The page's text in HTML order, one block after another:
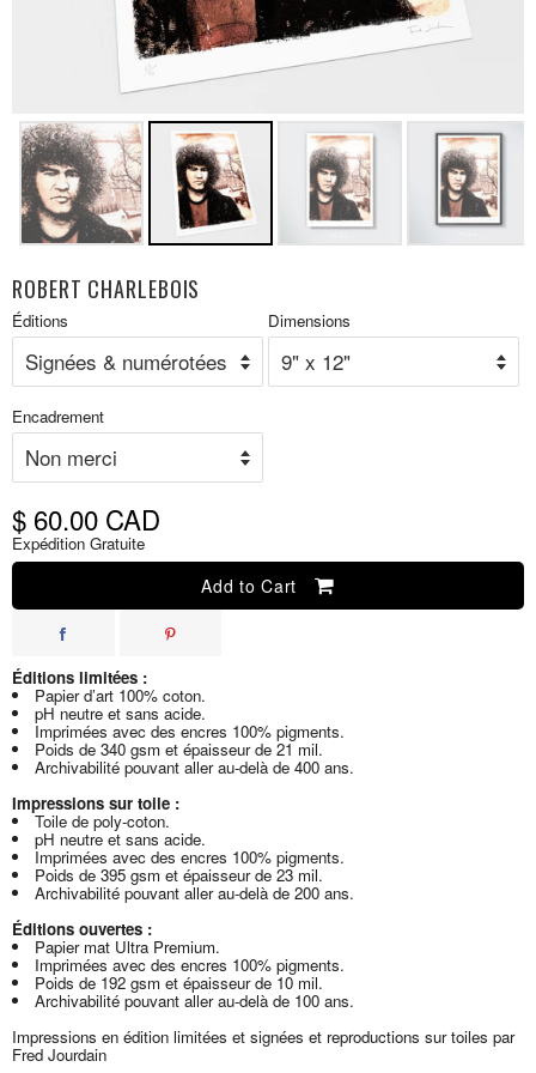
ROBERT CHARLEBOIS
Prix
réduit
Éditions Dimensions
Encadrement
$ 60.00 CAD
Expédition Gratuite
Add to Cart
Éditions limitées :
Papier d’art 100% coton.
pH neutre et sans acide.
Imprimées avec des encres 100% pigments.
Poids de 340 gsm et épaisseur de 21 mil.
Archivabilité pouvant aller au-delà de 400 ans.
Impressions sur toile :
Toile de poly-coton.
pH neutre et sans acide.
Imprimées avec des encres 100% pigments.
Poids de 395 gsm et épaisseur de 23 mil.
Archivabilité pouvant aller au-delà de 200 ans.
Éditions ouvertes :
Papier mat Ultra Premium.
Imprimées avec des encres 100% pigments.
Poids de 192 gsm et épaisseur de 10 mil.
Archivabilité pouvant aller au-delà de 100 ans.
Impressions en édition limitées et signées et reproductions sur toiles par
Fred Jourdain